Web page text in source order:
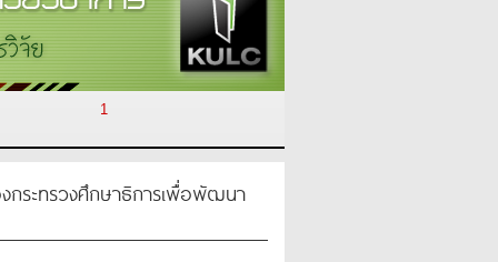
1
กระทรวงศึกษาธิการเพื่อพัฒนา